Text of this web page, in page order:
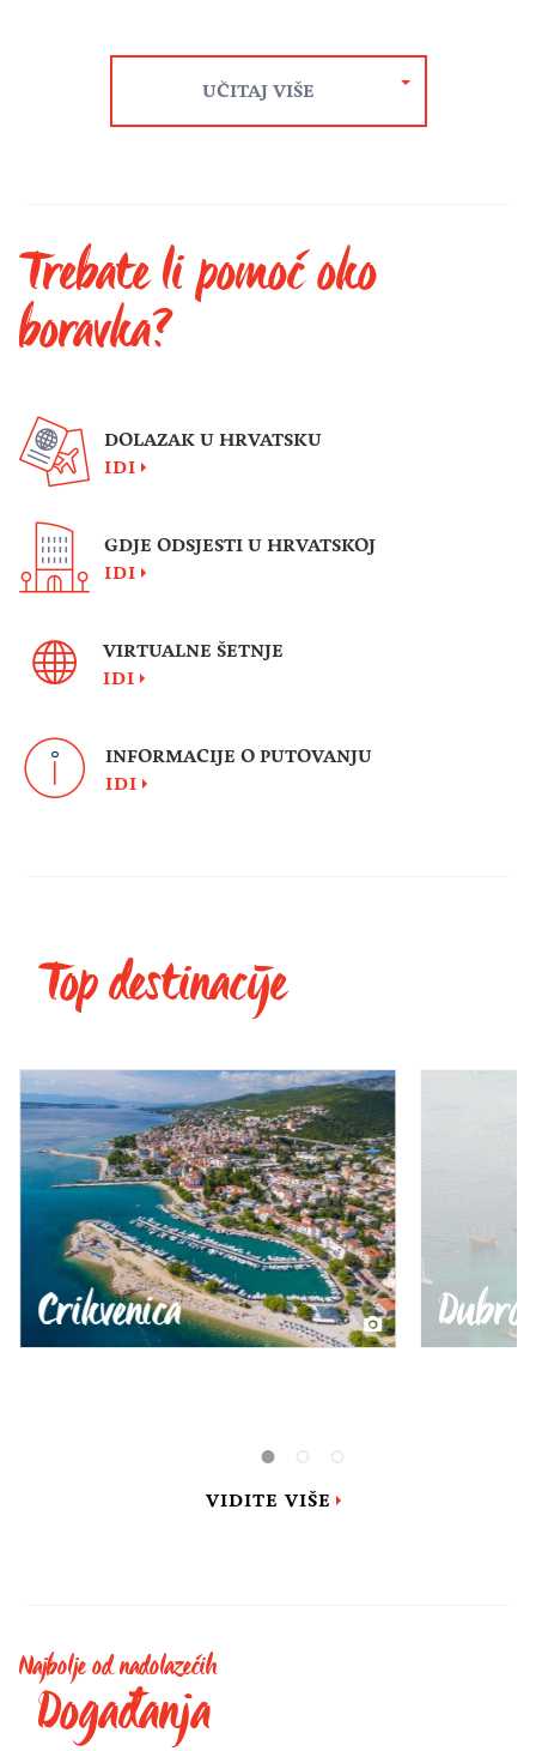
UČITAJ VIŠE
Trebate li pomoć oko
boravka?
DOLAZAK U HRVATSKU
IDI
GDJE ODSJESTI U HRVATSKOJ
IDI
VIRTUALNE ŠETNJE
IDI
INFORMACIJE O PUTOVANJU
IDI
Top destinacije
Dubrovnik
VIDITE VIŠE
Najbolje od nadolazećih
Događanja